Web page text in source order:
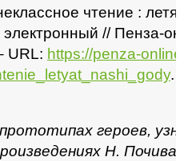
чтение :
// Пенза-
URL: https://penza-
.
героев,
Н.